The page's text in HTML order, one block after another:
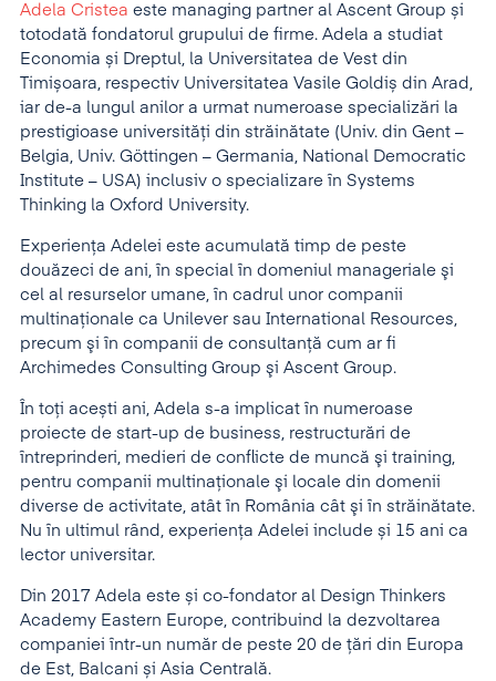
Adela Cristea este managing partner al Ascent Group și
totodată fondatorul grupului de firme. Adela a studiat
Economia și Dreptul, la Universitatea de Vest din
Timișoara, respectiv Universitatea Vasile Goldiș din Arad,
iar de-a lungul anilor a urmat numeroase specializări la
prestigioase universități din străinătate (Univ. din Gent –
Belgia, Univ. Göttingen – Germania, National Democratic
Institute – USA) inclusiv o specializare în Systems
Thinking la Oxford University.
Experienţa Adelei este acumulată timp de peste
douăzeci de ani, în special în domeniul manageriale şi
cel al resurselor umane, în cadrul unor companii
multinaţionale ca Unilever sau International Resources,
precum şi în companii de consultanță cum ar fi
Archimedes Consulting Group şi Ascent Group.
În toți acești ani, Adela s-a implicat în numeroase
proiecte de start-up de business, restructurări de
întreprinderi, medieri de conflicte de muncă şi training,
pentru companii multinaţionale şi locale din domenii
diverse de activitate, atât în România cât şi în străinătate.
Nu în ultimul rând, experiența Adelei include și 15 ani ca
lector universitar.
Din 2017 Adela este și co-fondator al Design Thinkers
Academy Eastern Europe, contribuind la dezvoltarea
companiei într-un număr de peste 20 de țări din Europa
de Est, Balcani și Asia Centrală.